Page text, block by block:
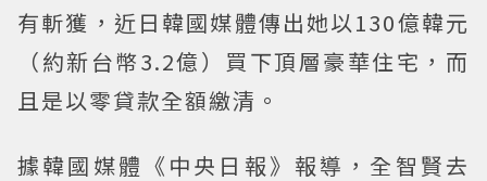
有斬獲，近日韓國媒體傳出她以130億韓元
（約新台幣3.2億）買下頂層豪華住宅，而
且是以零貸款全額繳清。
據韓國媒體《中央日報》報導，全智賢去